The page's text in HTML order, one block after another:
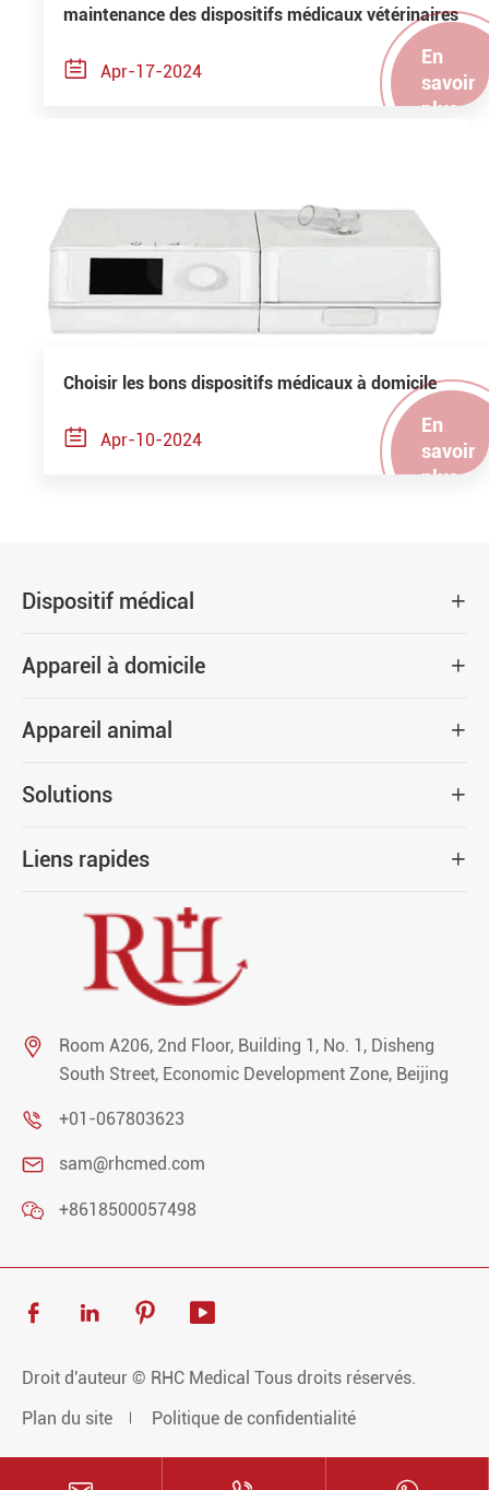
maintenance des dispositifs médicaux vétérinaires
 Apr-17-2024
En
savoir
plus
Choisir les bons dispositifs médicaux à domicile
 Apr-10-2024
En
savoir
plus
Dispositif médical 
Appareil à domicile 
Appareil animal 
Solutions 
Liens rapides 

Room A206, 2nd Floor, Building 1, No. 1, Disheng
South Street, Economic Development Zone, Beijing
 +01-067803623
 sam@rhcmed.com
 +8618500057498
   
Droit d'auteur © RHC Medical Tous droits réservés.
Plan du site
Politique de confidentialité